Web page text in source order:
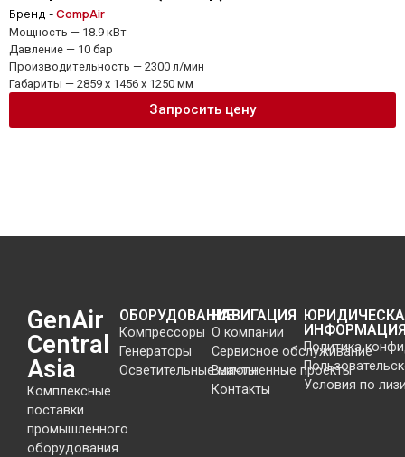
Бренд -CompAir
Мощность — 18.9 кВт
Давление — 10 бар
Производительность — 2300 л/мин
Габариты — 2859 x 1456 x 1250 мм
Запросить цену
GenAir
Central
Asia
Комплексные
поставки
промышленного
оборудования.
ОБОРУДОВАНИЕ
Компрессоры
Генераторы
Осветительные мачты
НАВИГАЦИЯ
О компании
Сервисное обслуживание
Выполненные проекты
Контакты
Политика
Условия по